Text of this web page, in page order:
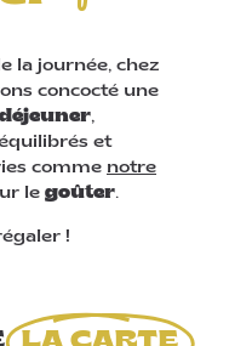
la journée, chez
concocté une
,
et
comme notre
le goûter.
!